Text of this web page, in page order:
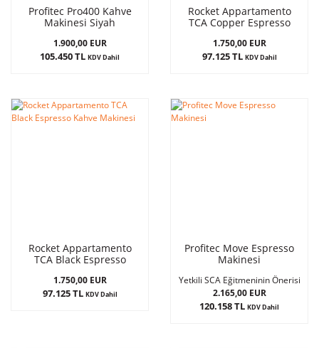
Profitec Pro400 Kahve
Makinesi Siyah
1.900,00 EUR
105.450 TL KDV Dahil
Rocket Appartamento
TCA Copper Espresso
1.750,00 EUR
97.125 TL KDV Dahil
Rocket Appartamento
TCA Black Espresso
1.750,00 EUR
97.125 TL KDV Dahil
Profitec Move Espresso
Makinesi
Yetkili SCA Eğitmeninin Önerisi
2.165,00 EUR
120.158 TL KDV Dahil